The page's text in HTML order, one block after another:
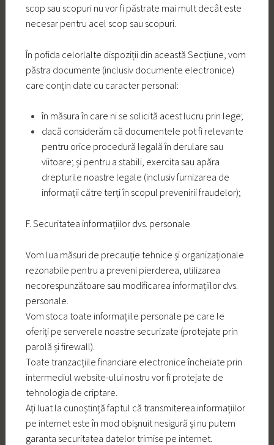
scop sau scopuri nu vor fi păstrate mai mult decât este
necesar pentru acel scop sau scopuri.
În pofida celorlalte dispoziții din această Secțiune, vom
păstra documente (inclusiv documente electronice)
care conțin date cu caracter personal:
în măsura în care ni se solicită acest lucru prin lege;
dacă considerăm că documentele pot fi relevante
pentru orice procedură legală în derulare sau
viitoare; și pentru a stabili, exercita sau apăra
drepturile noastre legale (inclusiv furnizarea de
informații către terți în scopul prevenirii fraudelor);
F. Securitatea informațiilor dvs. personale
Vom lua măsuri de precauție tehnice și organizaționale
rezonabile pentru a preveni pierderea, utilizarea
necorespunzătoare sau modificarea informațiilor dvs.
personale.
Vom stoca toate informațiile personale pe care le
oferiți pe serverele noastre securizate (protejate prin
parolă și firewall).
Toate tranzacțiile financiare electronice încheiate prin
intermediul website-ului nostru vor fi protejate de
tehnologia de criptare.
Ați luat la cunoștință faptul că transmiterea informațiilor
pe internet este în mod obișnuit nesigură și nu putem
garanta securitatea datelor trimise pe internet.